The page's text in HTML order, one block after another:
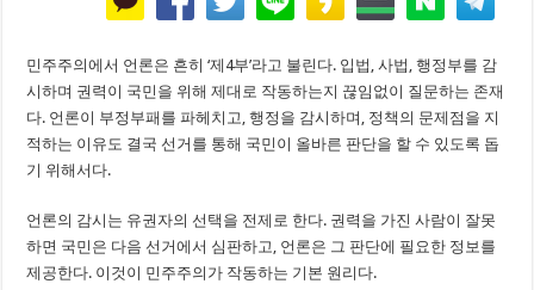
민주주의에서 언론은 흔히 ‘제4부’라고 불린다. 입법, 사법, 행정부를 감
시하며 권력이 국민을 위해 제대로 작동하는지 끊임없이 질문하는 존재
다. 언론이 부정부패를 파헤치고, 행정을 감시하며, 정책의 문제점을 지
적하는 이유도 결국 선거를 통해 국민이 올바른 판단을 할 수 있도록 돕
기 위해서다.
언론의 감시는 유권자의 선택을 전제로 한다. 권력을 가진 사람이 잘못
하면 국민은 다음 선거에서 심판하고, 언론은 그 판단에 필요한 정보를
제공한다. 이것이 민주주의가 작동하는 기본 원리다.